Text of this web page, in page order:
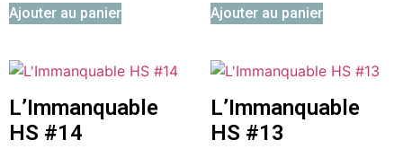
Ajouter au panier Ajouter au panier
L’Immanquable
HS #14
L’Immanquable
HS #13